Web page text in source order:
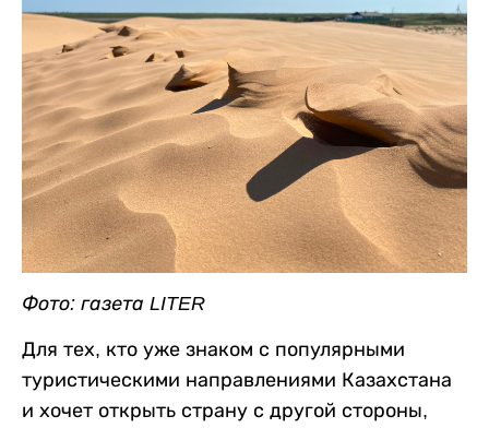
Фото: газета LITER
Для тех, кто уже знаком с популярными
туристическими направлениями Казахстана
и хочет открыть страну с другой стороны,